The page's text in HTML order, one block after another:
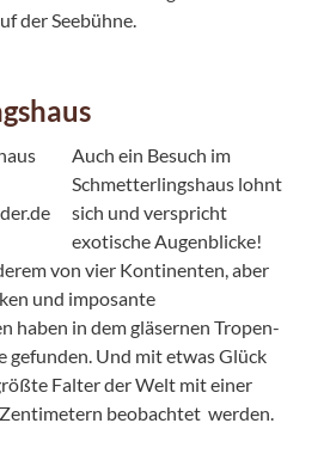
der Seebühne.
Auch ein Besuch im
Schmetterlingshaus lohnt
sich und verspricht
exotische Augenblicke!
von vier Kontinenten, aber
und imposante
haben in dem gläsernen Tropen-
gefunden. Und mit etwas Glück
Falter der Welt mit einer
beobachtet werden.